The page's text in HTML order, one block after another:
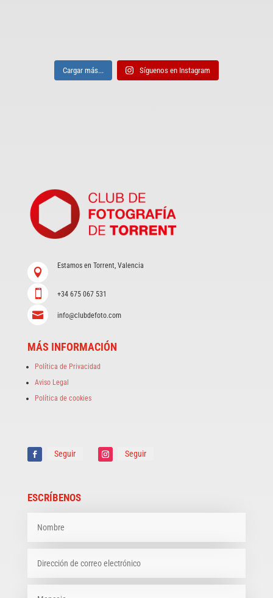
Cargar más... Síguenos en Instagram

Estamos en Torrent, Valencia
 +34 675 067 531
 info@clubdefoto.com
MÁS INFORMACIÓN
Política de Privacidad
Aviso Legal
Política de cookies
Seguir Seguir
ESCRÍBENOS